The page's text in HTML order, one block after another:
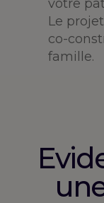
votre
Le
co-
famille.